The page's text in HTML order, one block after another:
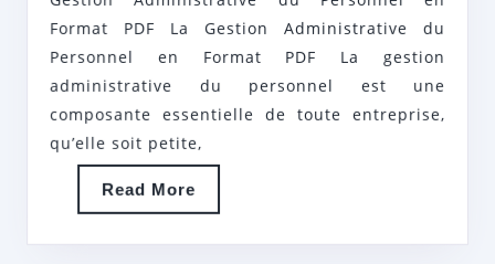
ADMINISTRATIVE
DU
PERSONNEL
GRÂCE
Format PDF La Gestion Administrative du
Personnel en Format PDF La gestion
administrative du personnel est une
composante essentielle de toute entreprise,
qu’elle soit petite,
Read More
More